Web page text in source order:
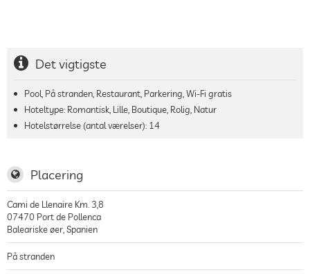
Det vigtigste
Pool, På stranden, Restaurant, Parkering, Wi-Fi gratis
Hoteltype: Romantisk, Lille, Boutique, Rolig, Natur
Hotelstørrelse (antal værelser): 14
Placering
Cami de Llenaire Km. 3,8
07470 Port de Pollenca
Baleariske øer Spanien
På stranden